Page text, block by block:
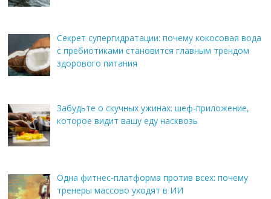
Секрет супергидратации: почему кокосовая вода
с пребиотиками становится главным трендом
здорового питания
Забудьте о скучных ужинах: шеф-приложение,
которое видит вашу еду насквозь
Одна фитнес-платформа против всех: почему
тренеры массово уходят в ИИ